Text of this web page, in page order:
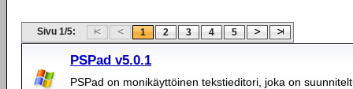
Sivu 1/5: 1 2 3 4 5
PSPad v5.0.1
PSPad on monikäyttöinen tekstieditori, joka on